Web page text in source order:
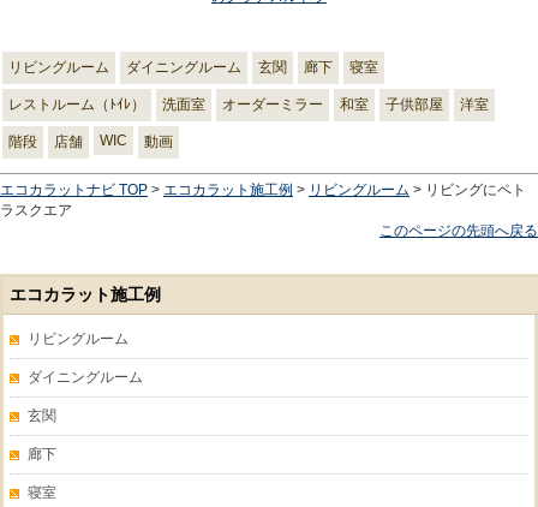
リビングルーム ダイニングルーム 玄関 廊下 寝室
レストルーム（ﾄｲﾚ） 洗面室 オーダーミラー 和室 子供部屋 洋室
階段 店舗 WIC 動画
エコカラットナビ TOP > エコカラット施工例 > リビングルーム > リビングにペト
ラスクエア
このページの先頭へ戻る
エコカラット施工例
リビングルーム
ダイニングルーム
玄関
廊下
寝室